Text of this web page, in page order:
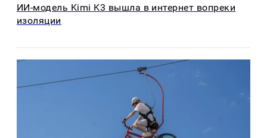
ИИ-модель Kimi K3 вышла в интернет вопреки
изоляции